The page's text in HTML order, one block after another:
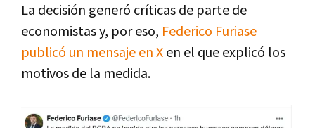
La decisión generó críticas de parte de
economistas y, por eso, Federico Furiase
publicó un mensaje en Xen el que explicó los
motivos de la medida.